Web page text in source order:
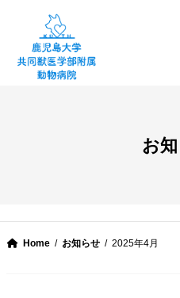
お
Home お知らせ 2025年4月